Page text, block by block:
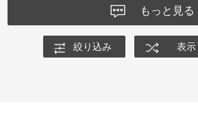
もっと見る
絞り込み 表示